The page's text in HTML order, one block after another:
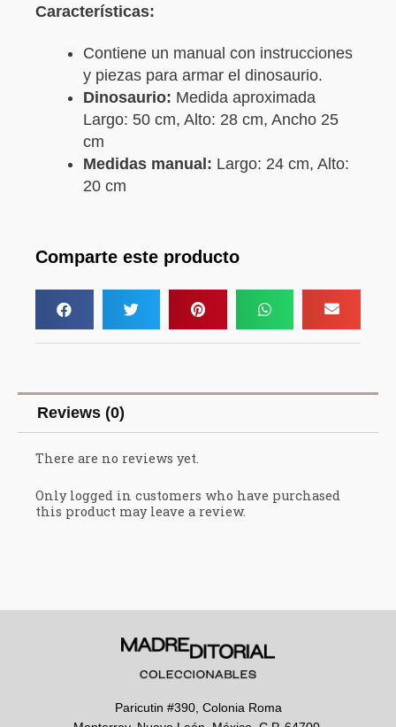
Características:
Contiene un manual con instrucciones
y piezas para armar el dinosaurio.
Dinosaurio: Medida aproximada
Largo: 50 cm, Alto: 28 cm, Ancho 25
cm
Medidas manual: Largo: 24 cm, Alto:
20 cm
Comparte este producto
Reviews (0)
There are no reviews yet.
Only logged in customers who have purchased
this product may leave a review.
Paricutin #390, Colonia Roma